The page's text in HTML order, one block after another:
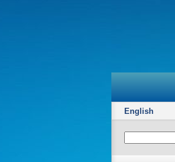
English